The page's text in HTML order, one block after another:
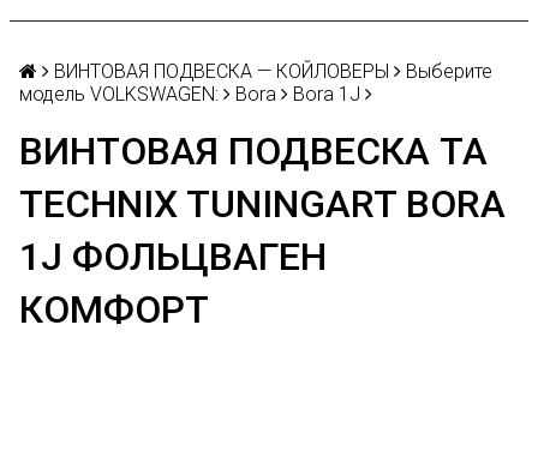
ВИНТОВАЯ ПОДВЕСКА — КОЙЛОВЕРЫ
Выберите
модель VOLKSWAGEN:
Bora Bora 1J
ВИНТОВАЯ ПОДВЕСКА ТА
TECHNIX TUNINGART BORA
1J ФОЛЬЦВАГЕН
КОМФОРТ